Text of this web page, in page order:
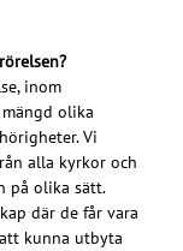
inom
olika
Vi
alla kyrkor och
på olika sätt.
där de får vara
kunna utbyta